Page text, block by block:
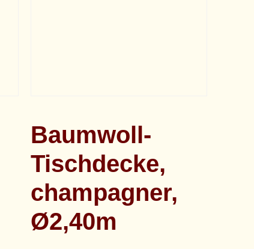
Baumwoll-
Tischdecke,
champagner,
Ø2,40m